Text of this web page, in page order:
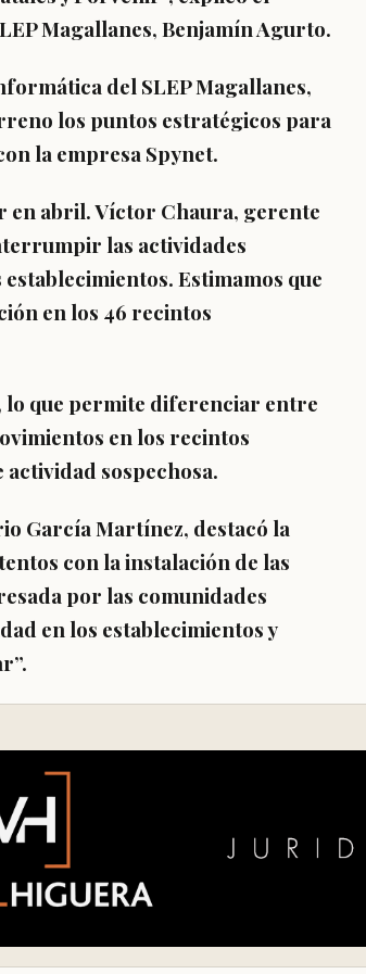
Magallanes, Benjamín Agurto.
del SLEP Magallanes,
los puntos estratégicos para
la empresa Spynet.
en abril. Víctor Chaura, gerente
las actividades
Estimamos que
en los 46 recintos
que permite diferenciar entre
en los recintos
sospechosa.
García Martínez, destacó la
con la instalación de las
por las comunidades
en los establecimientos y